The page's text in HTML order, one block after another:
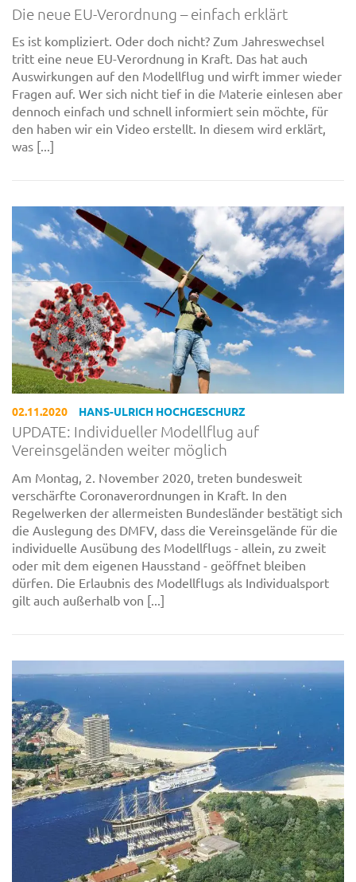
Die neue EU-Verordnung – einfach erklärt
Es ist kompliziert. Oder doch nicht? Zum Jahreswechsel
tritt eine neue EU-Verordnung in Kraft. Das hat auch
Auswirkungen auf den Modellflug und wirft immer wieder
Fragen auf. Wer sich nicht tief in die Materie einlesen aber
dennoch einfach und schnell informiert sein möchte, für
den haben wir ein Video erstellt. In diesem wird erklärt,
was [...]
02.11.2020 HANS-ULRICH HOCHGESCHURZ
UPDATE: Individueller Modellflug auf
Vereinsgeländen weiter möglich
Am Montag, 2. November 2020, treten bundesweit
verschärfte Coronaverordnungen in Kraft. In den
Regelwerken der allermeisten Bundesländer bestätigt sich
die Auslegung des DMFV, dass die Vereinsgelände für die
individuelle Ausübung des Modellflugs - allein, zu zweit
oder mit dem eigenen Hausstand - geöffnet bleiben
dürfen. Die Erlaubnis des Modellflugs als Individualsport
gilt auch außerhalb von [...]